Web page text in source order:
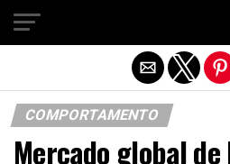
COMPORTAMENTO
Mercado global de